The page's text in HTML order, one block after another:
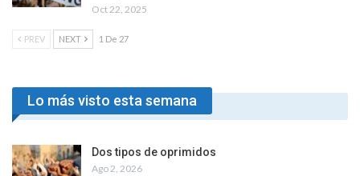
Oct 22, 2025
PREV NEXT 1 De 27
Lo más visto esta semana
Dos tipos de oprimidos
Ago 2, 2026